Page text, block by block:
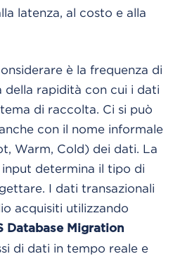
latenza, al costo e alla
è la frequenza di
della rapidità con cui i dati
di raccolta. Ci si può
con il nome informale
Warm, Cold) dei dati. La
determina il tipo di
I dati transazionali
acquisiti utilizzando
Database Migration
di dati in tempo reale e